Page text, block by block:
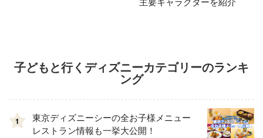
子どもと行くディズニーカテゴリーのランキ
ング
1
東京ディズニーシーの全お子様メニュー
レストラン情報も一挙大公開！